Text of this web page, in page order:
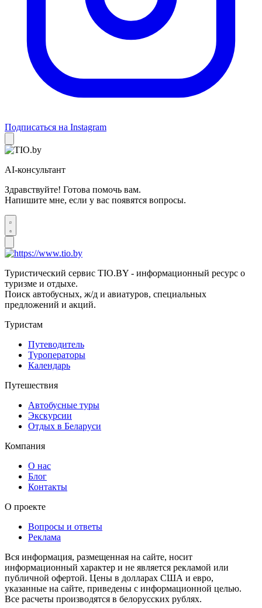
Подписаться на Instagram
AI-консультант
Здравствуйте! Готова помочь вам.
Напишите мне, если у вас появятся вопросы.
Туристический сервис TIO.BY - информационный ресурс о
туризме и отдыхе.
Поиск автобусных, ж/д и авиатуров, специальных
предложений и акций.
Туристам
Путеводитель
Туроператоры
Календарь
Путешествия
Автобусные туры
Экскурсии
Отдых в Беларуси
Компания
О нас
Блог
Контакты
О проекте
Вопросы и ответы
Реклама
Вся информация, размещенная на сайте, носит
информационный характер и не является рекламой или
публичной офертой. Цены в долларах США и евро,
указанные на сайте, приведены с информационной целью.
Все расчеты производятся в белорусских рублях.